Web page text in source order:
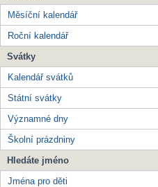
Měsíční kalendář
Roční kalendář
Svátky
Kalendář svátků
Státní svátky
Významné dny
Školní prázdniny
Hledáte jméno
Jména pro děti